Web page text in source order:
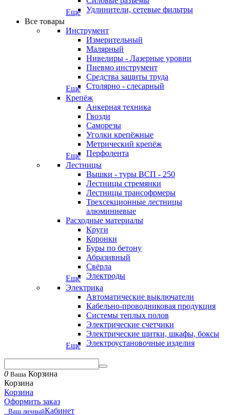
Удлинители, сетевые фильтры
Еще
Все товары
Инструмент
Измерительный
Малярный
Нивелиры - Лазерные уровни
Пневмо инструмент
Средства защиты труда
Столярно - слесарный
Еще
Крепёж
Анкерная техника
Гвозди
Саморезы
Уголки крепёжные
Метрический крепёж
Перфолента
Еще
Лестницы
Вышки - туры ВСП - 250
Лестницы стремянки
Лестницы трансофрмеры
Трехсекционные лестницы
алюминиевые
Расходные материалы
Круги
Коронки
Буры по бетону
Абразивный
Свёрла
Электроды
Еще
Электрика
Автоматические выключатели
Кабельно-проводниковая продукция
Системы теплых полов
Электрические счетчики
Электрические щитки, шкафы, боксы
Электроустановочные изделия
Еще
0 Ваша Корзина
Корзина
Корзина
Оформить заказ
Ваш личныйКабинет